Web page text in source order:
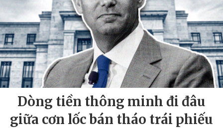
Dòng tiền thông minh đi đâu
giữa cơn lốc bán tháo trái phiếu